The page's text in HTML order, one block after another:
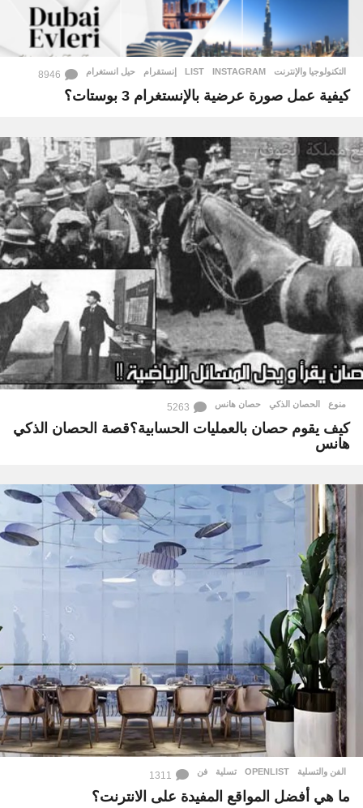
التكنولوجيا والإنترنت INSTAGRAM
,
LIST
,
إنستقرام ,
حيل انستغرام 8946
كيفية عمل صورة عرضية بالإنستغرام 3 بوستات؟
منوع الحصان الذكي ,
حصان هانس 5263
كيف يقوم حصان بالعمليات الحسابية؟قصة الحصان الذكي
هانس
الفن والتسلية OPENLIST
,
تسلية ,فن 1311
ما هي أفضل المواقع المفيدة على الانترنت؟